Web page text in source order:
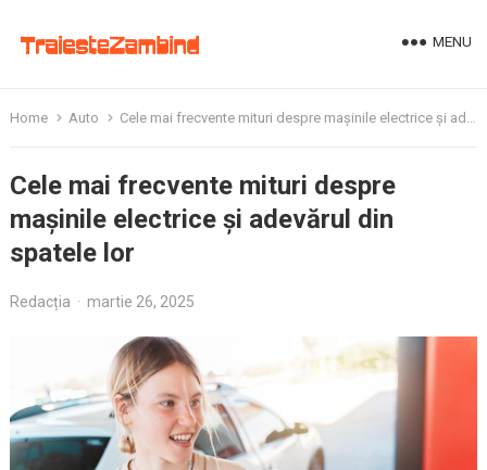
MENU
Home Auto Cele mai frecvente mituri despre mașinile electrice și adevărul din spatele lor
Cele mai frecvente mituri despre
mașinile electrice și adevărul din
spatele lor
Redacția · martie 26, 2025